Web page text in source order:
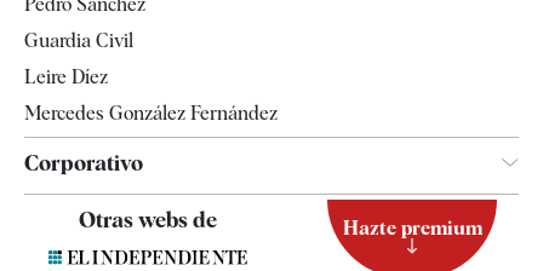
Guardia Civil
Leire Díez
Mercedes González Fernández
Corporativo
Otras webs de Hazte premium